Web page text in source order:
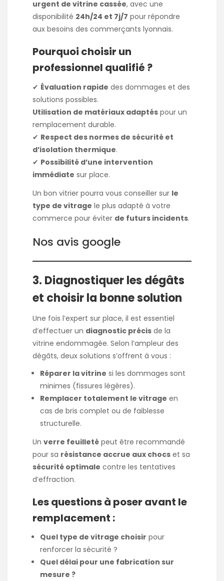
urgent de vitrine cassée, avec une
disponibilité 24h/24 et 7j/7 pour répondre
aux besoins des commerçants lyonnais.
Pourquoi choisir un
professionnel qualifié ?
✔ Évaluation rapide des dommages et des
solutions possibles.
Utilisation de matériaux adaptés pour un
remplacement durable.
✔ Respect des normes de sécurité et
d’isolation thermique.
✔ Possibilité d’une intervention
immédiate sur place.
Un bon vitrier pourra vous conseiller sur le
type de vitrage le plus adapté à votre
commerce pour éviter de futurs incidents.
Nos avis google
3. Diagnostiquer les dégâts
et choisir la bonne solution
Une fois l’expert sur place, il est essentiel
d’effectuer un diagnostic précis de la
vitrine endommagée. Selon l’ampleur des
dégâts, deux solutions s’offrent à vous :
Réparer la vitrine si les dommages sont
minimes (fissures légères).
Remplacer totalement le vitrage en
cas de bris complet ou de faiblesse
structurelle.
Un verre feuilleté peut être recommandé
pour sa résistance accrue aux chocs et sa
sécurité optimale contre les tentatives
d’effraction.
Les questions à poser avant le
remplacement :
Quel type de vitrage choisir pour
renforcer la sécurité ?
Quel délai pour une fabrication sur
mesure ?